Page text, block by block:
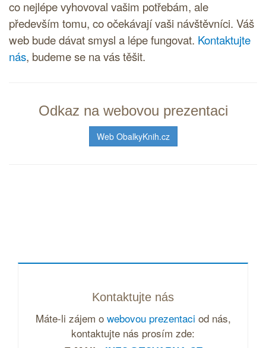
co nejlépe vyhovoval vašim potřebám, ale
především tomu, co očekávají vaši návštěvníci. Váš
web bude dávat smysl a lépe fungovat. Kontaktujte
nás, budeme se na vás těšit.
Odkaz na webovou prezentaci
Web ObalkyKnih.cz
Kontaktujte nás
Máte-li zájem o webovou prezentaci od nás,
kontaktujte nás prosím zde: